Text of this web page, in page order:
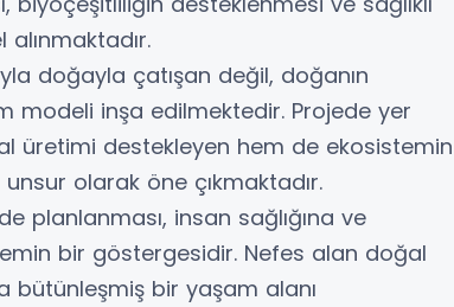
doğayla çatışan değil, doğanın
modeli inşa edilmektedir. Projede yer
üretimi destekleyen hem de ekosistemin
olarak öne çıkmaktadır.
planlanması, insan sağlığına ve
bir göstergesidir. Nefes alan doğal
bütünleşmiş bir yaşam alanı